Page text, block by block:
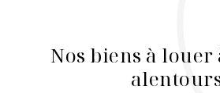
Nos biens à louer